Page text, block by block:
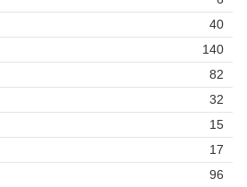
40
140
82
32
15
17
96